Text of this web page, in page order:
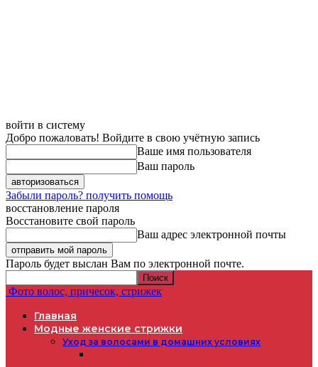
войти в систему
Добро пожаловать! Войдите в свою учётную запись
Ваше имя пользователя
Ваш пароль
Забыли пароль? получить помощь
восстановление пароля
Восстановите свой пароль
Ваш адрес электронной почты
Пароль будет выслан Вам по электронной почте.
Фото волос, причесок, стрижек
Главная
Модные женские стрижки
Уход за волосами в домашних условиях